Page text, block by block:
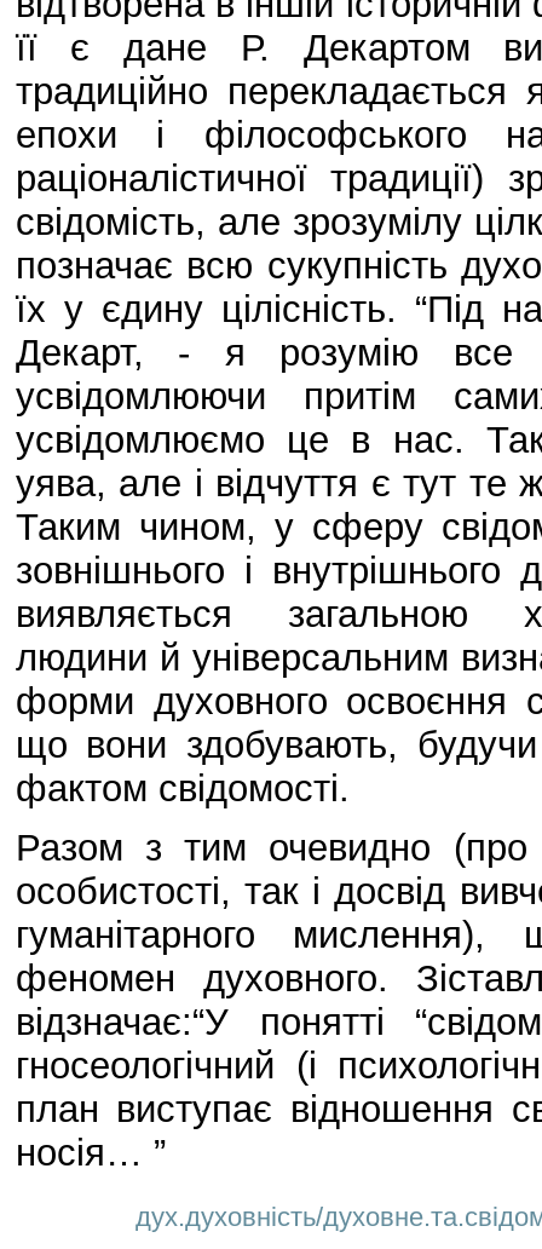
її є дане Р. Декартом
традиційно перекладається
епохи і філософського
раціоналістичної
свідомість, але зрозумілу
позначає всю сукупність
їх у єдину цілісність. “Під
Декарт, - я розумію все
усвідомлюючи притім
усвідомлюємо це в нас.
уява, але і відчуття є тут
Таким чином, у сферу
зовнішнього і внутрішнього
виявляється загальною
людини й універсальним
форми духовного освоєння
що вони здобувають,
фактом свідомості.
Разом з тим очевидно (про
особистості, так і досвід
гуманітарного
феномен духовного.
відзначає:“У понятті
гносеологічний (і
план виступає відношення
носія… ”
дух.духовність/